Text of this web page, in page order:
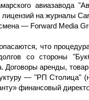
авиазавода
лицензий на журналы
— Forward Media
что
со стороны
Договоры аренды,
— "РП Столица"
финансовый